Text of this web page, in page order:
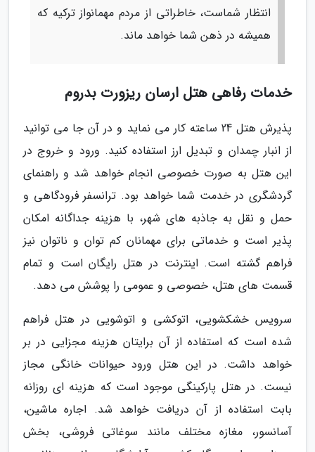
انتظار شماست، خاطراتی از مردم مهمانواز ترکیه که
همیشه در ذهن شما خواهد ماند.
خدمات رفاهی هتل ارسان ریزورت بدروم
پذیرش هتل 24 ساعته کار می نماید و در آن جا می توانید
از انبار چمدان و تبدیل ارز استفاده کنید. ورود و خروج در
این هتل به صورت خصوصی انجام خواهد شد و راهنمای
گردشگری در خدمت شما خواهد بود. ترانسفر فرودگاهی و
حمل و نقل به جاذبه های شهر، با هزینه جداگانه امکان
پذیر است و خدماتی برای مهمانان کم توان و ناتوان نیز
فراهم گشته است. اینترنت در هتل رایگان است و تمام
قسمت های هتل، خصوصی و عمومی را پوشش می دهد.
سرویس خشکشویی، اتوکشی و اتوشویی در هتل فراهم
شده است که استفاده از آن برایتان هزینه مجزایی در بر
خواهد داشت. در این هتل ورود حیوانات خانگی مجاز
نیست. در هتل پارکینگی موجود است که هزینه ای روزانه
بابت استفاده از آن دریافت خواهد شد. اجاره ماشین،
آسانسور، مغازه مختلف مانند سوغاتی فروشی، بخش